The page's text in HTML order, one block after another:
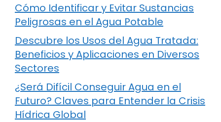
Cómo Identificar y Evitar Sustancias
Peligrosas en el Agua Potable
Descubre los Usos del Agua Tratada:
Beneficios y Aplicaciones en Diversos
Sectores
¿Será Difícil Conseguir Agua en el
Futuro? Claves para Entender la Crisis
Hídrica Global